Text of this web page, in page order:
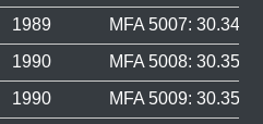
1989
MFA 5007:
1990
MFA 5008:
1990
MFA 5009: